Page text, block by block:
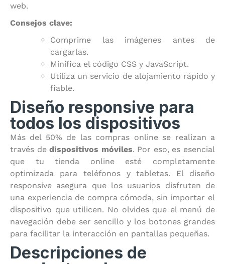
web.
Consejos clave:
Comprime las imágenes antes de
cargarlas.
Minifica el código CSS y JavaScript.
Utiliza un servicio de alojamiento rápido y
fiable.
Diseño responsive para
todos los dispositivos
Más del 50% de las compras online se realizan a
través dedispositivos móviles. Por eso, es esencial
que tu tienda online esté completamente
optimizada para teléfonos y tabletas. El diseño
responsive asegura que los usuarios disfruten de
una experiencia de compra cómoda, sin importar el
dispositivo que utilicen. No olvides que el menú de
navegación debe ser sencillo y los botones grandes
para facilitar la interacción en pantallas pequeñas.
Descripciones de